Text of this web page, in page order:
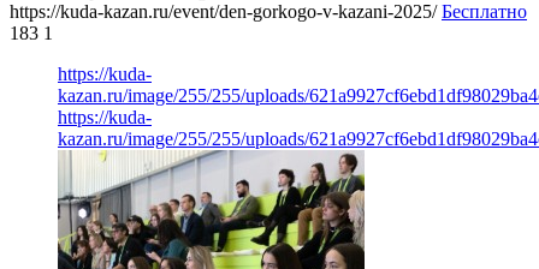
https://kuda-kazan.ru/event/den-gorkogo-v-kazani-2025/ Бесплатно
183 1
https://kuda-
kazan.ru/image/255/255/uploads/
https://kuda-
kazan.ru/image/255/255/uploads/